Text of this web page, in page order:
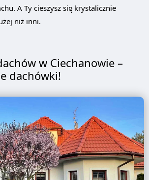
A Ty cieszysz się krystalicznie
niż inni.
w Ciechanowie –
dachówki!